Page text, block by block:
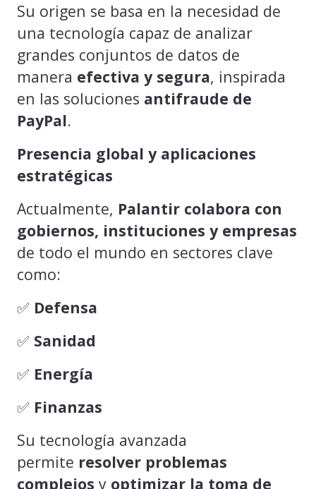
Su origen se basa en la necesidad de
una tecnología capaz de analizar
grandes conjuntos de datos de
manera efectiva y segura, inspirada
en las soluciones antifraude de
PayPal.
Presencia global y aplicaciones
estratégicas
Actualmente, Palantir colabora con
gobiernos, instituciones y empresas
de todo el mundo en sectores clave
como:
✅ Defensa
✅ Sanidad
✅ Energía
✅ Finanzas
Su tecnología avanzada
permite resolver problemas
complejos y optimizar la toma de